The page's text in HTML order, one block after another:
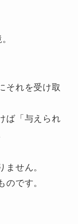
それを受け取
ば「与えられ
ません。
のです。